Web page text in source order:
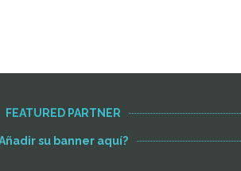
FEATURED PARTNER
su banner aquí?